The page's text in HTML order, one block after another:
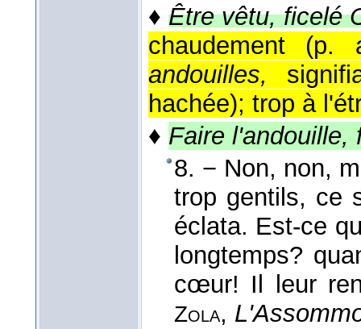
♦ Être vêtu, ficelé
chaudement
andouilles,
hachée); trop à
♦ Faire l'andouille,
8. − Non, non,
trop gentils, ce
éclata. Est-ce
longtemps?
cœur! Il leur
Zola,